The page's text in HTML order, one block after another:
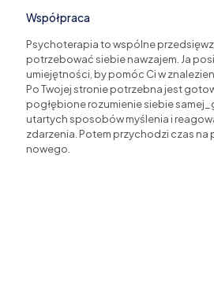
Współpraca
Psychoterapia to wspólne
potrzebować siebie nawzajem. Ja
umiejętności, by pomóc Ci w
Po Twojej stronie potrzebna jest
pogłębione rozumienie siebie
utartych sposobów myślenia i
zdarzenia. Potem przychodzi czas
nowego.